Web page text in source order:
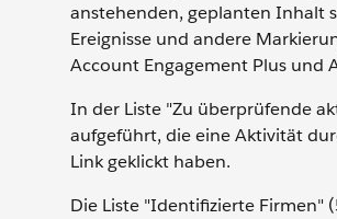
anstehenden, geplanten Inhalt
Ereignisse und andere
Account Engagement Plus und
In der Liste "Zu überprüfende
aufgeführt, die eine Aktivität
Link geklickt haben.
Die Liste "Identifizierte Firmen"